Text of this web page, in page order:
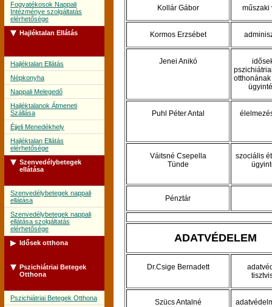
Fogyatékosok Nappali
Intézménye szolgáltatás
elérhetősége
Hajléktalan Ellátás
Hajléktalan Ellátás
Népkonyha
Nappali Melegedő
Hajléktalanok Átmeneti
Szállása
Éjjeli Menedékhely
Hajléktalan Ellátás
elérhetősége
Szenvedélybetegek
ellátása
Szenvedélybetegek nappali
ellátása
Szenvedélybetegek nappali
ellátása szolgáltatás
elérhetősége
Idősek otthona
Idősek Otthona
elérhetősége
Pszichiátriai Betegek
Otthona
Pszichiátriai Betegek Otthona
Kollár Gábor műszaki
Kormos Erzsébet
Jenei Anikó
Puhl Péter Antal
Váitsné Csepella
Tünde
szociális
Pénztár
ADATVÉDELEM
Dr.Csige Bernadett
Szücs Antalné